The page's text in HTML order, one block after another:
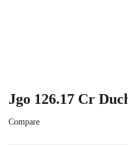
Jgo 126.17 Cr
Compare